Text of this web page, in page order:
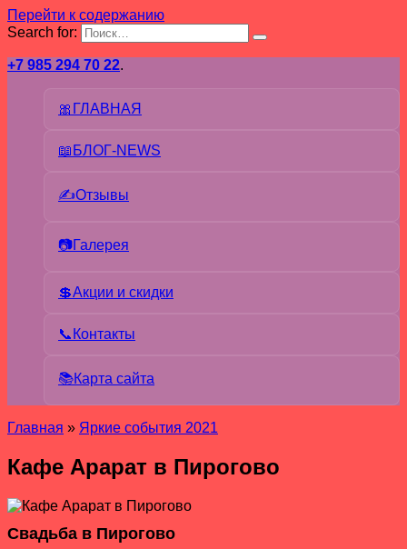
Перейти к содержанию
Search for:
+7 985 294 70 22.
🎀ГЛАВНАЯ
📖БЛОГ-NEWS
✍Отзывы
📷Галерея
💲Акции и скидки
📞Контакты
📚Карта сайта
Главная » Яркие события 2021
Кафе Арарат в Пирогово
Свадьба в Пирогово